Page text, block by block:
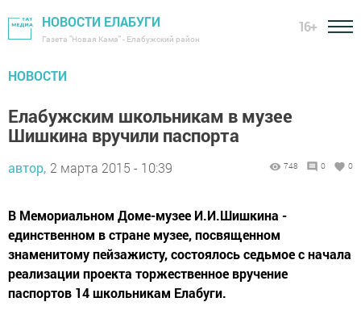
НОВОСТИ ЕЛАБУГИ
Газета "Новая Кама" - Елабужский район
16+
НОВОСТИ
Елабужским школьникам в музее
Шишкина вручили паспорта
автор, 2 марта 2015 - 10:39 748 0 0
В Мемориальном Доме-музее И.И.Шишкина -
единственном в стране музее, посвященном
знаменитому пейзажисту, состоялось седьмое с начала
реализации проекта торжественное вручение
паспортов 14 школьникам Елабуги.